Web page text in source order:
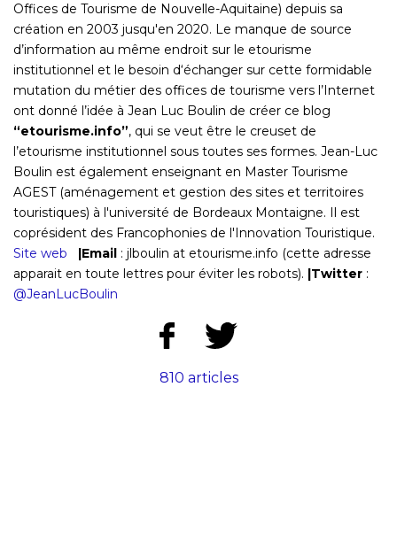
Offices de Tourisme de Nouvelle-Aquitaine) depuis sa
création en 2003 jusqu'en 2020. Le manque de source
d’information au même endroit sur le etourisme
institutionnel et le besoin d‘échanger sur cette formidable
mutation du métier des offices de tourisme vers l’Internet
ont donné l’idée à Jean Luc Boulin de créer ce blog
“etourisme.info”, qui se veut être le creuset de
l’etourisme institutionnel sous toutes ses formes. Jean-Luc
Boulin est également enseignant en Master Tourisme
AGEST (aménagement et gestion des sites et territoires
touristiques) à l'université de Bordeaux Montaigne. Il est
coprésident des Francophonies de l'Innovation Touristique.
Site web
|Email : jlboulin at etourisme.info (cette adresse
apparait en toute lettres pour éviter les robots). |Twitter :
@JeanLucBoulin
810 articles